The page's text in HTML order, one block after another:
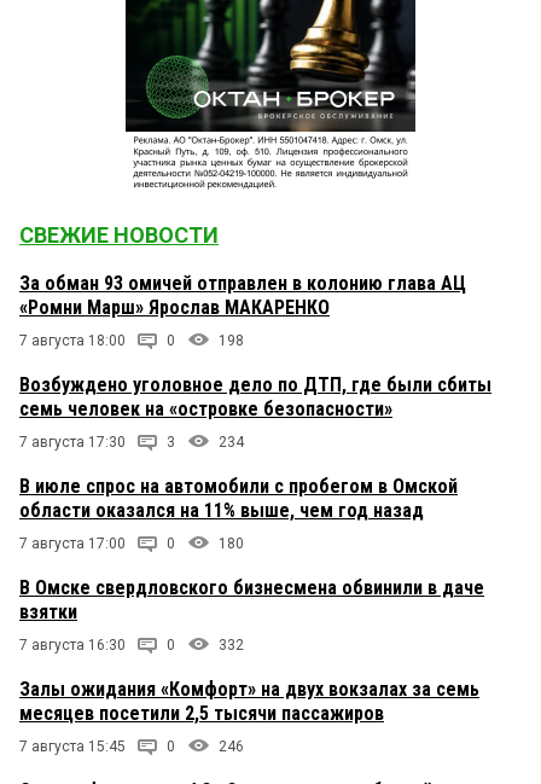
СВЕЖИЕ НОВОСТИ
За обман 93 омичей отправлен в колонию глава АЦ
«Ромни Марш» Ярослав МАКАРЕНКО
7 августа 18:00 0 198
Возбуждено уголовное дело по ДТП, где были сбиты
семь человек на «островке безопасности»
7 августа 17:30 3 234
В июле спрос на автомобили с пробегом в Омской
области оказался на 11% выше, чем год назад
7 августа 17:00 0 180
В Омске свердловского бизнесмена обвинили в даче
взятки
7 августа 16:30 0 332
Залы ожидания «Комфорт» на двух вокзалах за семь
месяцев посетили 2,5 тысячи пассажиров
7 августа 15:45 0 246